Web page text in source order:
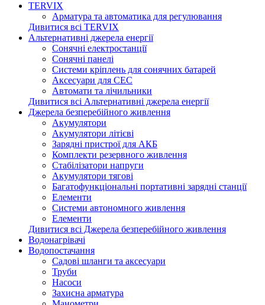
TERVIX
Арматура та автоматика для регулювання
Дивитися всі TERVIX
Альтернативні джерела енергії
Сонячні електростанції
Сонячні панелі
Системи кріплень для сонячних батарей
Аксесуари для СЕС
Автомати та лічильники
Дивитися всі Альтернативні джерела енергії
Джерела безперебійного живлення
Акумулятори
Акумулятори літієві
Зарядні пристрої для АКБ
Комплекти резервного живлення
Стабілізатори напруги
Акумулятори тягові
Багатофункціональні портативні зарядні станції
Елементи
Системи автономного живлення
Елементи
Дивитися всі Джерела безперебійного живлення
Водонагрівачі
Водопостачання
Садові шланги та аксесуари
Труби
Насоси
Захисна арматура